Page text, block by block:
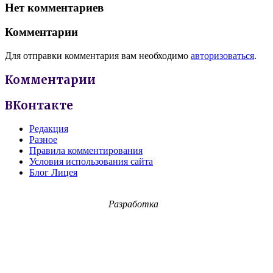
Нет комментариев
Комментарии
Для отправки комментария вам необходимо авторизоваться.
Комментарии
ВКонтакте
Редакция
Разное
Правила комментирования
Условия использования сайта
Блог Лицея
Разработка